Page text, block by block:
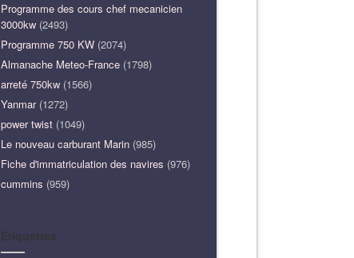
Programme des cours chef mecanicien
3000kw (2493)
Programme 750 KW (2074)
Almanache Meteo-France (1798)
arreté 750kw (1566)
Yanmar(1272)
power twist (1049)
Le nouveau carburant Marin (985)
Fiche d'immatriculation des navires (976)
cummins (959)
Étiquettes